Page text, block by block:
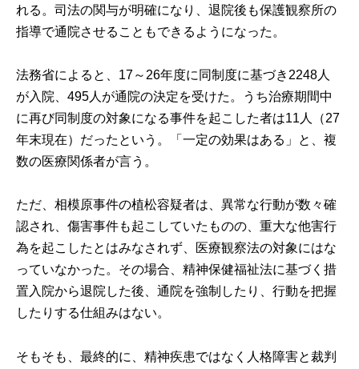
れる。司法の関与が明確になり、退院後も保護観察所の
指導で通院させることもできるようになった。
法務省によると、17～26年度に同制度に基づき2248人
が入院、495人が通院の決定を受けた。うち治療期間中
に再び同制度の対象になる事件を起こした者は11人（27
年末現在）だったという。「一定の効果はある」と、複
数の医療関係者が言う。
ただ、相模原事件の植松容疑者は、異常な行動が数々確
認され、傷害事件も起こしていたものの、重大な他害行
為を起こしたとはみなされず、医療観察法の対象にはな
っていなかった。その場合、精神保健福祉法に基づく措
置入院から退院した後、通院を強制したり、行動を把握
したりする仕組みはない。
そもそも、最終的に、精神疾患ではなく人格障害と裁判